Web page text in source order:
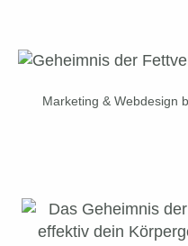
Marketing & Webdesign